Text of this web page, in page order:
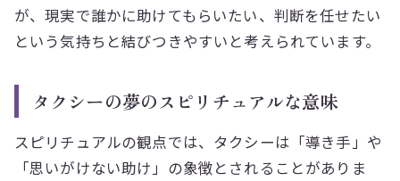
が、現実で誰かに助けてもらいたい、判断を任せたい
という気持ちと結びつきやすいと考えられています。
タクシーの夢のスピリチュアルな意味
スピリチュアルの観点では、タクシーは「導き手」や
「思いがけない助け」の象徴とされることがありま